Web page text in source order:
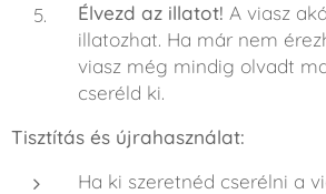
Élvezd az illatot! A viasz
illatozhat. Ha már nem
viasz még mindig olvadt
cseréld ki.
Tisztítás és újrahasználat:
Ha ki szeretnéd cserélni a